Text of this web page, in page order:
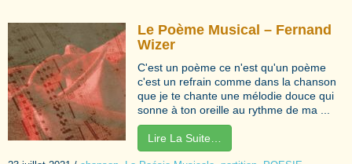
Le Poème Musical – Fernand
Wizer
C'est un poème ce n'est qu'un poème
c'est un refrain comme dans la chanson
que je te chante une mélodie douce qui
sonne à ton oreille au rythme de ma ...
Lire La Suite…